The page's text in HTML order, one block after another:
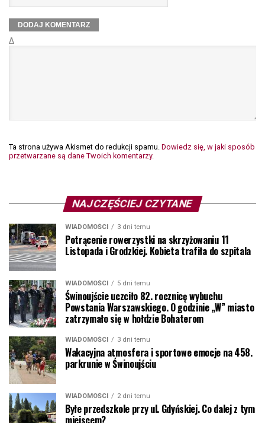
Δ
Ta strona używa Akismet do redukcji spamu. Dowiedz się, w jaki sposób
przetwarzane są dane Twoich komentarzy.
NAJCZĘŚCIEJ CZYTANE
WIADOMOŚCI 3 dni temu
Potrącenie rowerzystki na skrzyżowaniu 11
Listopada i Grodzkiej. Kobieta trafiła do szpitala
WIADOMOŚCI 5 dni temu
Świnoujście uczciło 82. rocznicę wybuchu
Powstania Warszawskiego. O godzinie „W” miasto
zatrzymało się w hołdzie Bohaterom
WIADOMOŚCI 3 dni temu
Wakacyjna atmosfera i sportowe emocje na 458.
parkrunie w Świnoujściu
WIADOMOŚCI 2 dni temu
Byłe przedszkole przy ul. Gdyńskiej. Co dalej z tym